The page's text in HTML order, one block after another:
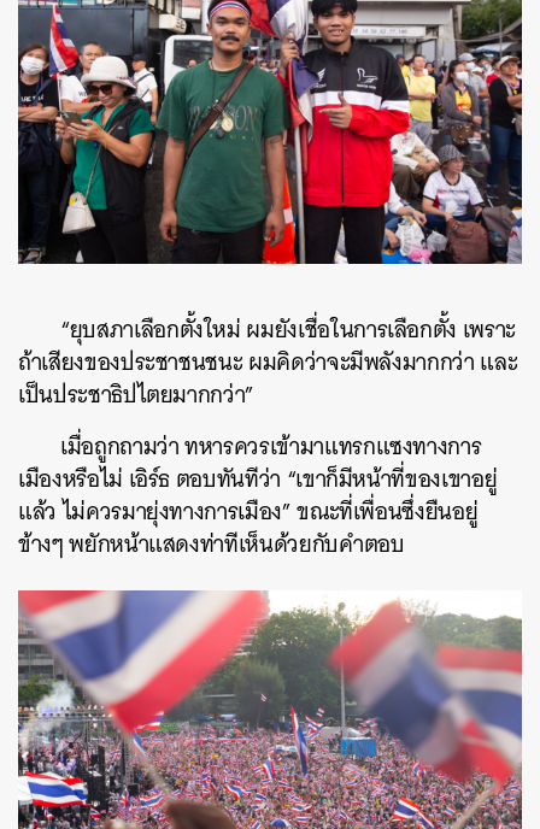
“ยุบสภาเลือกตั้งใหม่ ผมยังเชื่อในการเลือกตั้ง เพราะ
ถ้าเสียงของประชาชนชนะ ผมคิดว่าจะมีพลังมากกว่า และ
เป็นประชาธิปไตยมากกว่า”
เมื่อถูกถามว่า ทหารควรเข้ามาแทรกแซงทางการ
เมืองหรือไม่ เอิร์ธ ตอบทันทีว่า “เขาก็มีหน้าที่ของเขาอยู่
แล้ว ไม่ควรมายุ่งทางการเมือง” ขณะที่เพื่อนซึ่งยืนอยู่
ข้างๆ พยักหน้าแสดงท่าทีเห็นด้วยกับคำตอบ